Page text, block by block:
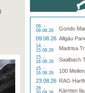
08. -
09.08.26
Gondo
09.08.26 Allgäu
14. -
15.08.26
Madrisa
15. -
16.08.26
Saalbach
15. -
16.08.26
100
23.08.26 RAG
28. -
Kärnten